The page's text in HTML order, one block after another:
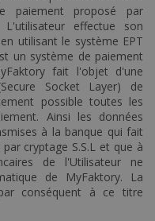
paiement proposé par
effectue son
utilisant le système EPT
un système de paiement
fait l'objet d'une
Socket Layer) de
possible toutes les
Ainsi les données
à la banque qui fait
cryptage S.S.L et que à
de l'Utilisateur ne
de MyFaktory. La
conséquent à ce titre